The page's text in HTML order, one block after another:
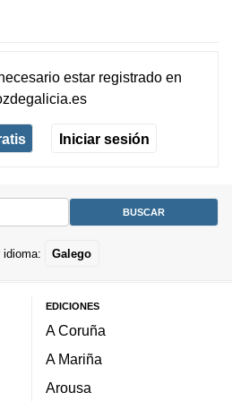
estar registradoen
Iniciar sesión
idioma: Galego
EDICIONES
A Coruña
A Mariña
Arousa